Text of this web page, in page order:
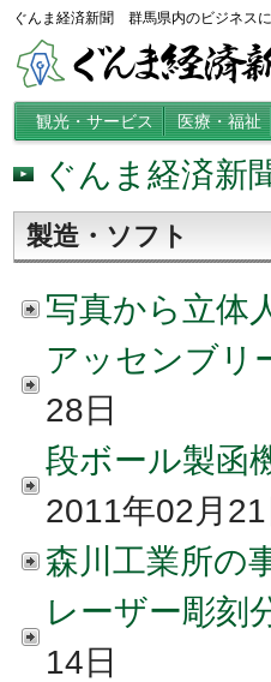
ぐんま経済新聞 群馬県内のビジネス
観光・サービス 医療・福祉
ぐんま経済新
製造・ソフト
写真から立体
アッセンブリ
28日
段ボール製函
2011年02月21
森川工業所の
レーザー彫刻
14日